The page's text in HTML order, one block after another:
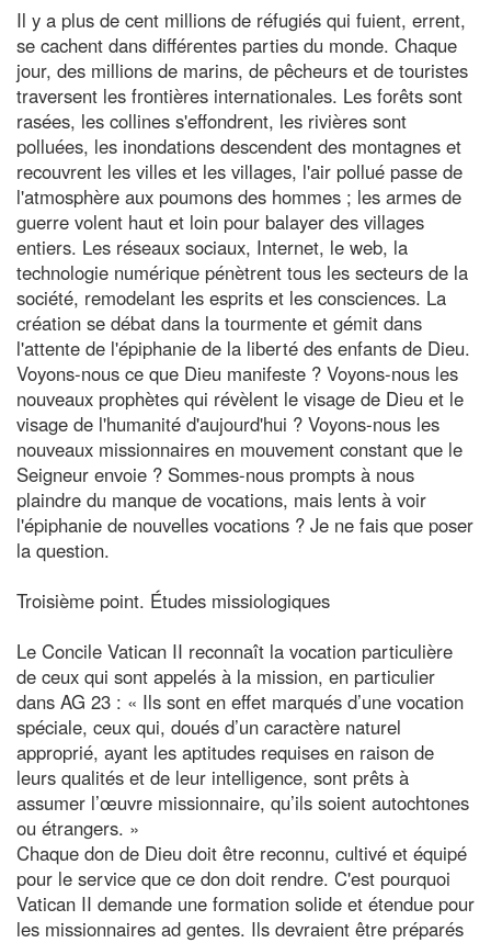
Il y a plus de cent millions de réfugiés qui fuient, errent,
se cachent dans différentes parties du monde. Chaque
jour, des millions de marins, de pêcheurs et de touristes
traversent les frontières internationales. Les forêts sont
rasées, les collines s'effondrent, les rivières sont
polluées, les inondations descendent des montagnes et
recouvrent les villes et les villages, l'air pollué passe de
l'atmosphère aux poumons des hommes ; les armes de
guerre volent haut et loin pour balayer des villages
entiers. Les réseaux sociaux, Internet, le web, la
technologie numérique pénètrent tous les secteurs de la
société, remodelant les esprits et les consciences. La
création se débat dans la tourmente et gémit dans
l'attente de l'épiphanie de la liberté des enfants de Dieu.
Voyons-nous ce que Dieu manifeste ? Voyons-nous les
nouveaux prophètes qui révèlent le visage de Dieu et le
visage de l'humanité d'aujourd'hui ? Voyons-nous les
nouveaux missionnaires en mouvement constant que le
Seigneur envoie ? Sommes-nous prompts à nous
plaindre du manque de vocations, mais lents à voir
l'épiphanie de nouvelles vocations ? Je ne fais que poser
la question.
Troisième point. Études missiologiques
Le Concile Vatican II reconnaît la vocation particulière
de ceux qui sont appelés à la mission, en particulier
dans AG 23 : « Ils sont en effet marqués d’une vocation
spéciale, ceux qui, doués d’un caractère naturel
approprié, ayant les aptitudes requises en raison de
leurs qualités et de leur intelligence, sont prêts à
assumer l’œuvre missionnaire, qu’ils soient autochtones
ou étrangers. »
Chaque don de Dieu doit être reconnu, cultivé et équipé
pour le service que ce don doit rendre. C'est pourquoi
Vatican II demande une formation solide et étendue pour
les missionnaires ad gentes. Ils devraient être préparés